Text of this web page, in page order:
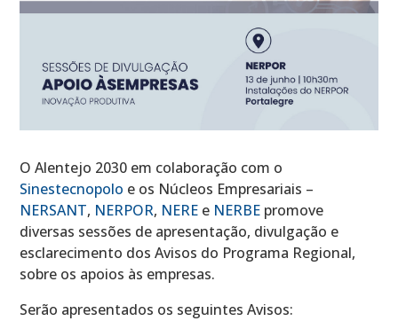
O Alentejo 2030 em colaboração com o
Sinestecnopolo e os Núcleos Empresariais –
NERSANT, NERPOR, NERE e NERBE promove
diversas sessões de apresentação, divulgação e
esclarecimento dos Avisos do Programa Regional,
sobre os apoios às empresas.
Serão apresentados os seguintes Avisos: